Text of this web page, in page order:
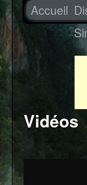
Accueil
Vidéos